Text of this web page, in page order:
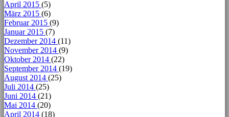
April 2015 (5)
März 2015 (6)
Februar 2015 (9)
Januar 2015 (7)
Dezember 2014 (11)
November 2014 (9)
Oktober 2014 (22)
September 2014 (19)
August 2014 (25)
Juli 2014 (25)
Juni 2014 (21)
Mai 2014 (20)
April 2014 (18)